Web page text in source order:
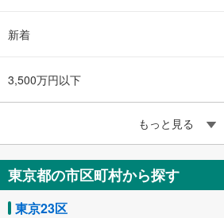
新着
3,500万円以下
もっと見る
東京都の市区町村から探す
東京23区